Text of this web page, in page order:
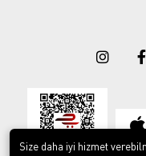
Size daha iyi hizmet